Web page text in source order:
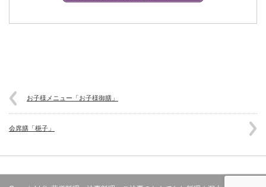
お子様メニュー「お子様御膳」
会席膳「梔子」